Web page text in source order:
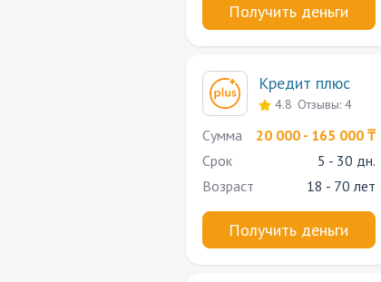
Получить деньги
Кредит плюс
4.8 Отзывы: 4
Сумма
20 000 - 165 000 ₸
Срок
5 - 30 дн.
Возраст
18 - 70 лет
Получить деньги